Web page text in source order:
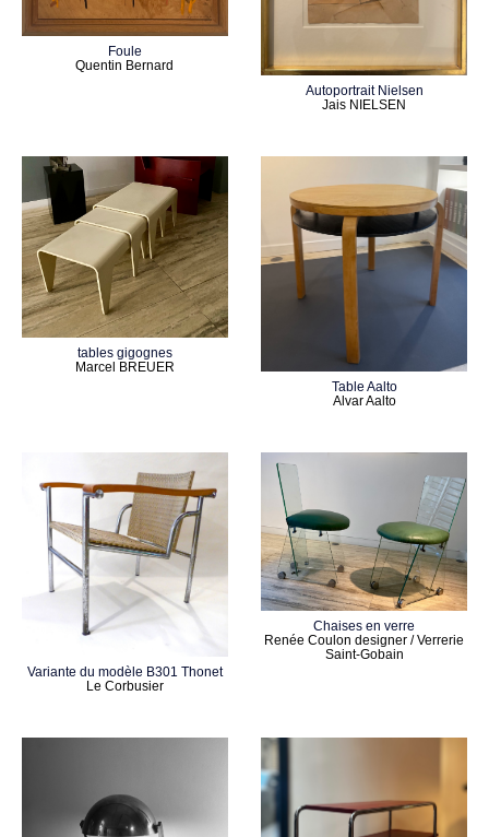
Foule
Quentin Bernard
Autoportrait Nielsen
Jais NIELSEN
tables gigognes
Marcel BREUER
Table Aalto
Alvar Aalto
Variante du modèle B301 Thonet
Le Corbusier
Chaises en verre
Renée Coulon designer / Verrerie
Saint-Gobain